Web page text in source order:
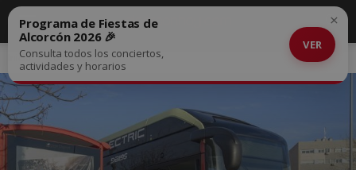
Inicio Comunidad
Programa de Fiestas de
Alcorcón 2026 🎉
Consulta todos los conciertos,
actividades y horarios
VER
×